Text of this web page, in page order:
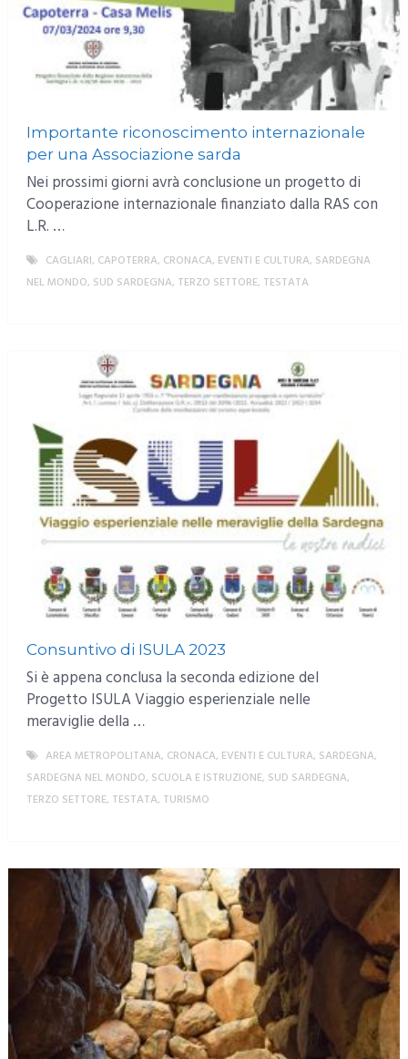
Importante riconoscimento internazionale
per una Associazione sarda
Nei prossimi giorni avrà conclusione un progetto di
Cooperazione internazionale finanziato dalla RAS con
L.R. …
CAGLIARI, CAPOTERRA, CRONACA, EVENTI E CULTURA, SARDEGNA
NEL MONDO, SUD SARDEGNA, TERZO SETTORE, TESTATA
Consuntivo di ISULA 2023
Si è appena conclusa la seconda edizione del
Progetto ISULA Viaggio esperienziale nelle
meraviglie della …
AREA METROPOLITANA, CRONACA, EVENTI E CULTURA, SARDEGNA,
SARDEGNA NEL MONDO, SCUOLA E ISTRUZIONE, SUD SARDEGNA,
TERZO SETTORE, TESTATA, TURISMO